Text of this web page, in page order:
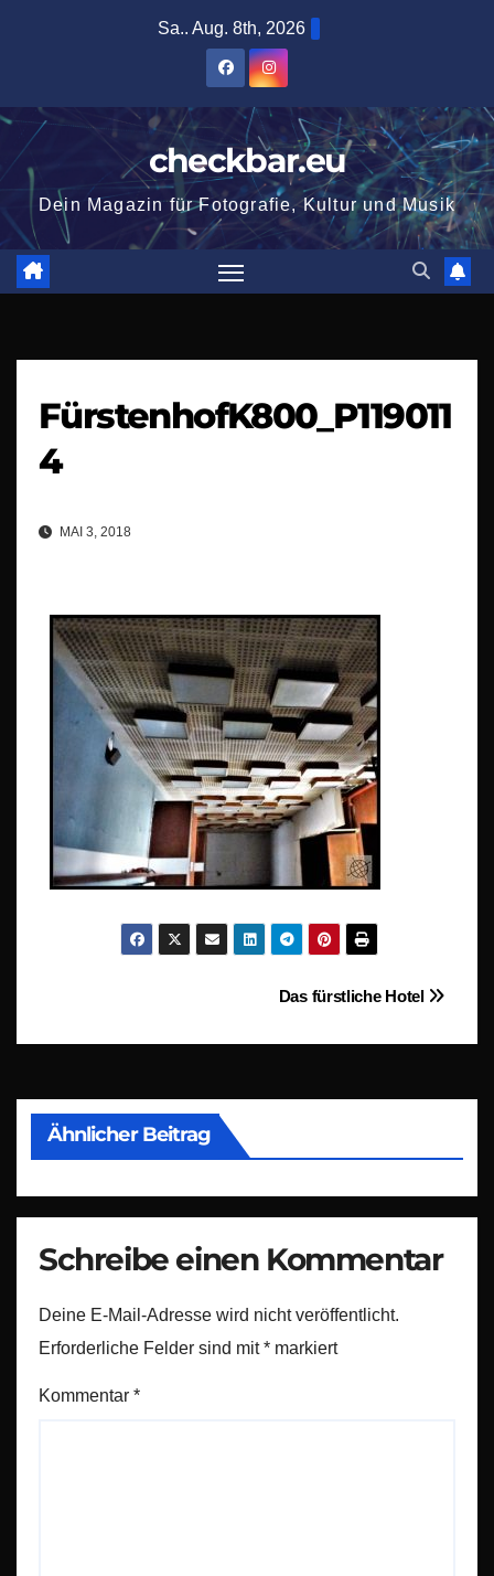
Sa.. Aug. 8th, 2026
checkbar.eu
Dein Magazin für Fotografie, Kultur und Musik
FürstenhofK800_P119011
4
MAI 3, 2018
Beitragsnavigation
Das fürstliche Hotel
Ähnlicher Beitrag
Schreibe einen Kommentar
Deine E-Mail-Adresse wird nicht veröffentlicht.
Erforderliche Felder sind mit* markiert
Kommentar *